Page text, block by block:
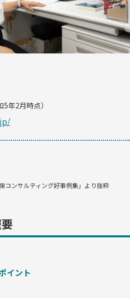
年2月時点）
コンサルティング好事例集」より抜粋
イント